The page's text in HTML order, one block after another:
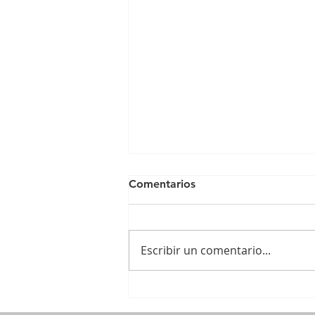
Limpiezas Dentales
Comentarios
Escribir un comentario...